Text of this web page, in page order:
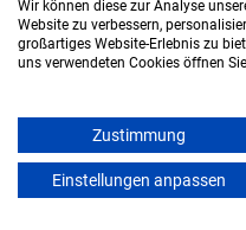
Hochschule)
Start: Oktober 2026
Freie Plätze: 1
Wir können diese zur Analyse
Website zu verbessern,
großartiges Website-Erlebnis zu
uns verwendeten Cookies öffnen
Zustimmung
Einstellungen anpassen